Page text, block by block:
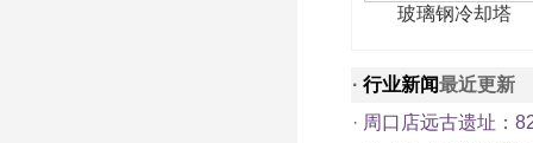
玻璃钢冷却塔
· 行业新闻最近更新
· 周口店远古遗址：